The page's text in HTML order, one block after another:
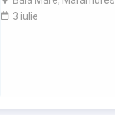
3 iulie